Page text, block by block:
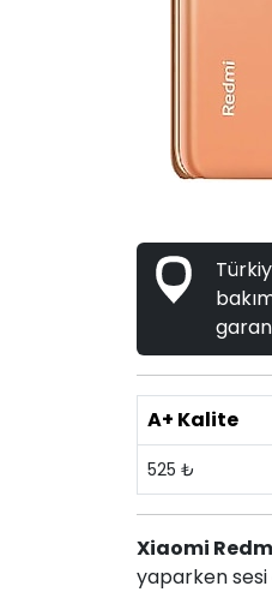
A+ Kalite
525 ₺
Xiaomi
yaparken sesi